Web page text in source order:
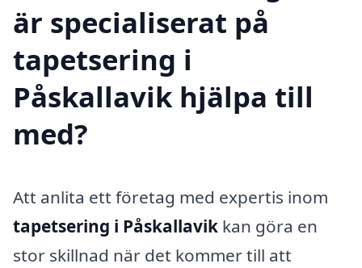
är specialiserat på
tapetsering i
Påskallavik hjälpa till
med?
Att anlita ett företag med expertis inom
tapetsering i Påskallavik kan göra en
stor skillnad när det kommer till att